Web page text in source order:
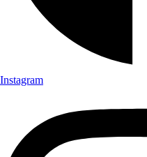
Instagram